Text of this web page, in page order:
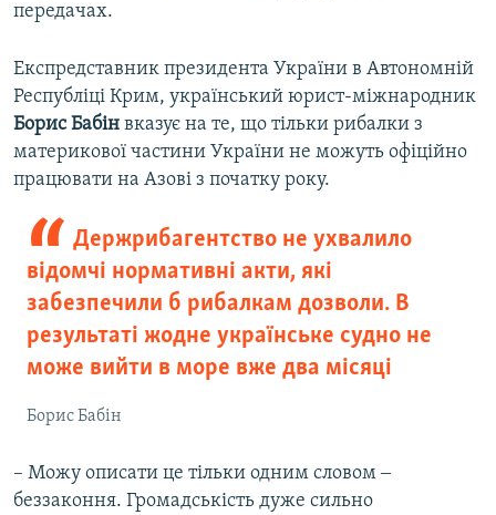
передачах.
Експредставник президента України в Автономній
Республіці Крим, український юрист-міжнародник
Борис Бабін вказує на те, що тільки рибалки з
материкової частини України не можуть офіційно
працювати на Азові з початку року.
Держрибагентство не ухвалило
відомчі нормативні акти, які
забезпечили б рибалкам дозволи. В
результаті жодне українське судно не
може вийти в море вже два місяці
Борис Бабін
– Можу описати це тільки одним словом ‒
беззаконня. Громадськість дуже сильно